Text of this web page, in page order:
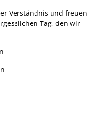
Verständnis und freuen
Tag, den wir